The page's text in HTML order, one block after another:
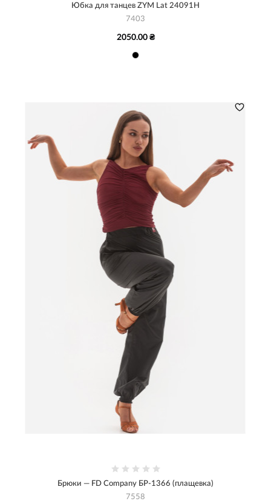
Юбка для танцев ZYM Lat 24091H
7403
2050.00 ₴
Брюки — FD Company БР-1366 (плащевка)
7558